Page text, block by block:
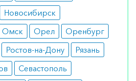
Новосибирск
Омск Орел
Оренбург
Ростов-на-Дону
Рязань
Севастополь